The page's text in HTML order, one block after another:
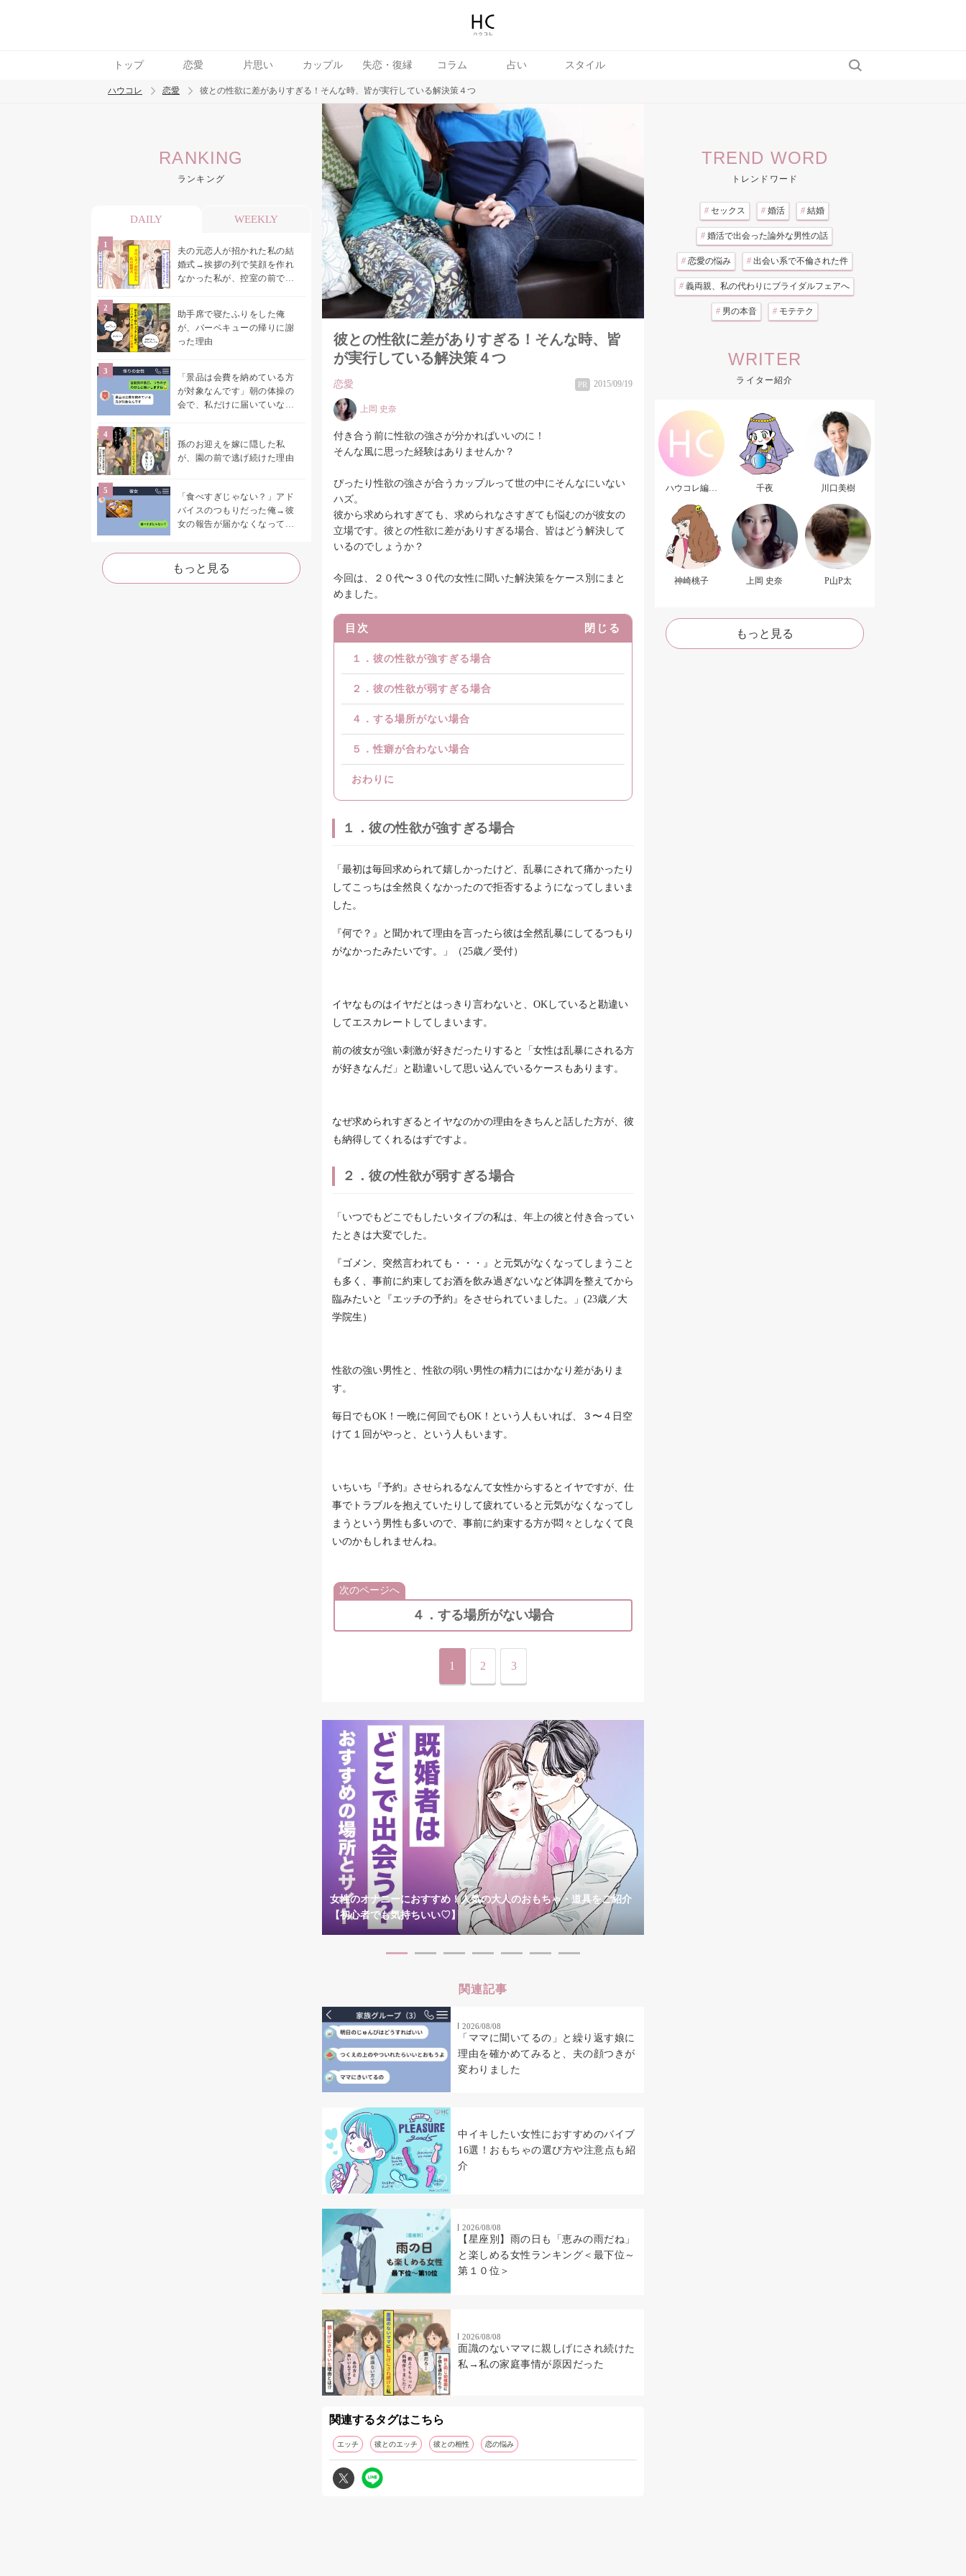
トップ 恋愛 片思い カップル 失恋・復縁 コラム 占い スタイル
トレンド ワード
ハウコレ 恋愛 彼との性欲に差がありすぎる！そんな時、皆が実行している解決策４つ
RANKING
ランキング
DAILY WEEKLY
夫の元恋人が招かれた私の結
婚式→挨拶の列で笑顔を作れ
なかった私が、控室の前で彼
助手席で寝たふりをした俺
が、バーベキューの帰りに謝
った理由
「景品は会費を納めている方
が対象なんです」朝の体操の
会で、私だけに届いていなか
孫のお迎えを嫁に隠した私
が、園の前で逃げ続けた理由
「食べすぎじゃない？」アド
バイスのつもりだった俺→彼
女の報告が届かなくなって、
た
もっと見る
彼との性欲に差がありすぎる！そんな時、皆
が実行している解決策４つ
恋愛 PR 2015/09/19
上岡 史奈
付き合う前に性欲の強さが分かればいいのに！
そんな風に思った経験はありませんか？
ぴったり性欲の強さが合うカップルって世の中にそんなにいない
ハズ。
彼から求められすぎても、求められなさすぎても悩むのが彼女の
立場です。彼との性欲に差がありすぎる場合、皆はどう解決して
いるのでしょうか？
今回は、２０代〜３０代の女性に聞いた解決策をケース別にまと
めました。
目次 閉じる
１．彼の性欲が強すぎる場合
２．彼の性欲が弱すぎる場合
４．する場所がない場合
５．性癖が合わない場合
おわりに
１．彼の性欲が強すぎる場合
「最初は毎回求められて嬉しかったけど、乱暴にされて痛かったり
してこっちは全然良くなかったので拒否するようになってしまいま
した。
『何で？』と聞かれて理由を言ったら彼は全然乱暴にしてるつもり
がなかったみたいです。」（25歳／受付）
イヤなものはイヤだとはっきり言わないと、OKしていると勘違い
してエスカレートしてしまいます。
前の彼女が強い刺激が好きだったりすると「女性は乱暴にされる方
が好きなんだ」と勘違いして思い込んでいるケースもあります。
なぜ求められすぎるとイヤなのかの理由をきちんと話した方が、彼
も納得してくれるはずですよ。
２．彼の性欲が弱すぎる場合
「いつでもどこでもしたいタイプの私は、年上の彼と付き合ってい
たときは大変でした。
『ゴメン、突然言われても・・・』と元気がなくなってしまうこと
も多く、事前に約束してお酒を飲み過ぎないなど体調を整えてから
臨みたいと『エッチの予約』をさせられていました。」(23歳／大
学院生）
性欲の強い男性と、性欲の弱い男性の精力にはかなり差がありま
す。
毎日でもOK！一晩に何回でもOK！という人もいれば、３〜４日空
けて１回がやっと、という人もいます。
いちいち『予約』させられるなんて女性からするとイヤですが、仕
事でトラブルを抱えていたりして疲れていると元気がなくなってし
まうという男性も多いので、事前に約束する方が悶々としなくて良
いのかもしれませんね。
次のページへ
４．する場所がない場合
1 2 3
女性のオナニーにおすすめ！人気の大人のおもちゃ・道具をご紹介
【初心者でも気持ちいい♡】
関連記事
2026/08/08
「ママに聞いてるの」と繰り返す娘に
理由を確かめてみると、夫の顔つきが
変わりました
中イキしたい女性におすすめのバイブ
16選！おもちゃの選び方や注意点も紹
介
2026/08/08
【星座別】雨の日も「恵みの雨だね」
と楽しめる女性ランキング＜最下位～
第１０位＞
2026/08/08
面識のないママに親しげにされ続けた
私→私の家庭事情が原因だった
関連するタグはこちら
エッチ 彼とのエッチ 彼との相性 恋の悩み
TREND WORD
トレンドワード
# セックス # 婚活 # 結婚
# 婚活で出会った論外な男性の話
# 恋愛の悩み # 出会い系で不倫された件
# 義両親、私の代わりにブライダルフェアへ
# 男の本音 # モテテク
WRITER
ライター紹介
ハウコレ編集
千夜 川口美樹
神崎桃子 上岡 史奈 P山P太
もっと見る